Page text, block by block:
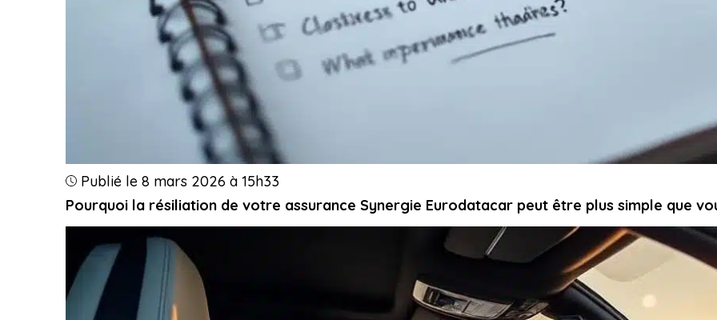
Pourquoi la résiliation de votre assurance Synergie Eurodatacar peut être plus simple que
Publié le 8 mars 2026 à 15h33